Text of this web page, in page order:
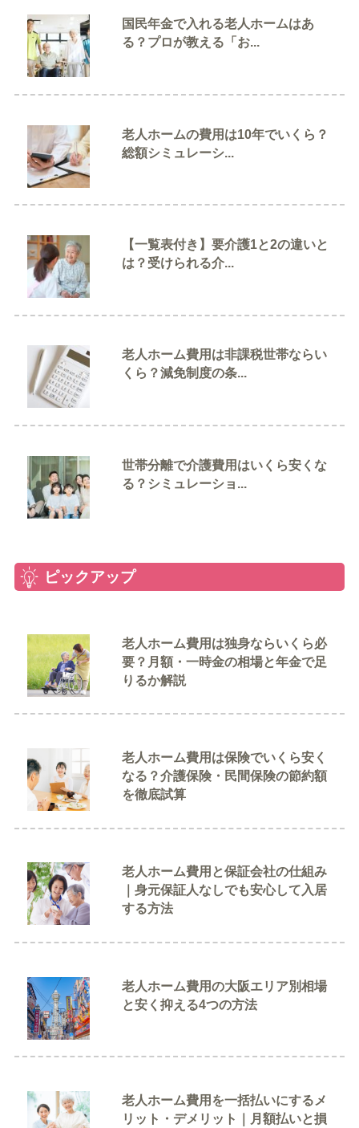
シ
ョ
ン
国民年金で入れる老人ホームはあ
る？プロが教える「お...
老人ホームの費用は10年でいくら？
総額シミュレーシ...
【一覧表付き】要介護1と2の違いと
は？受けられる介...
老人ホーム費用は非課税世帯ならい
くら？減免制度の条...
世帯分離で介護費用はいくら安くな
る？シミュレーショ...
ピックアップ
老人ホーム費用は独身ならいくら必
要？月額・一時金の相場と年金で足
りるか解説
老人ホーム費用は保険でいくら安く
なる？介護保険・民間保険の節約額
を徹底試算
老人ホーム費用と保証会社の仕組み
｜身元保証人なしでも安心して入居
する方法
老人ホーム費用の大阪エリア別相場
と安く抑える4つの方法
老人ホーム費用を一括払いにするメ
リット・デメリット｜月額払いと損